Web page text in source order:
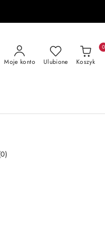
Moje konto Ulubione Koszyk
0